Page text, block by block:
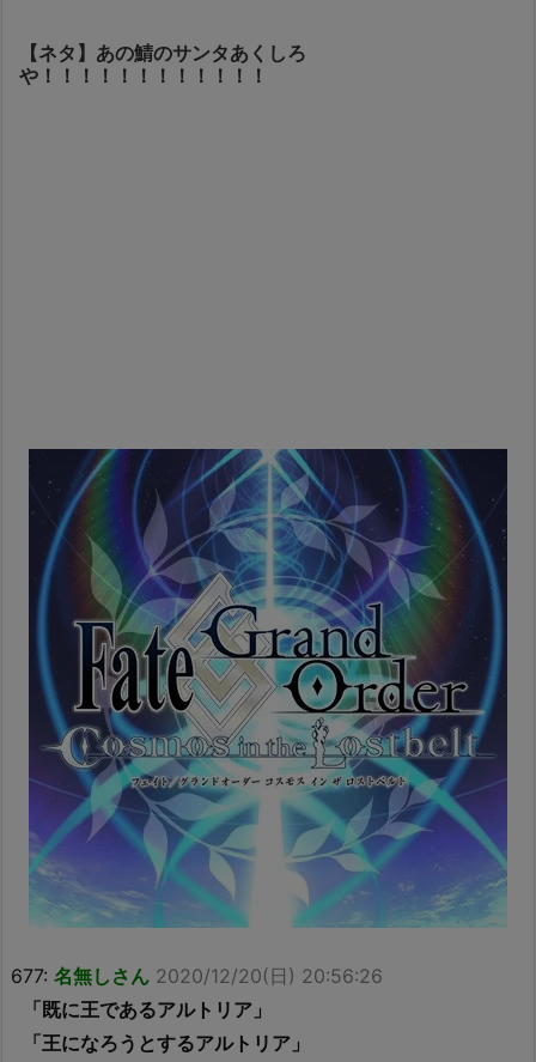
【ネタ】あの鯖のサンタあくしろ
や！！！！！！！！！！！！
677: 名無しさん 2020/12/20(日) 20:56:26
「既に王であるアルトリア」
「王になろうとするアルトリア」